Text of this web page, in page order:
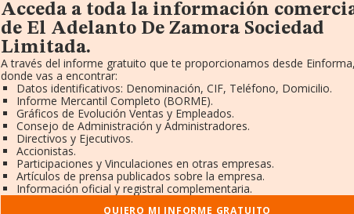
Acceda a toda la información
de El Adelanto De Zamora Sociedad
Limitada.
A través del informe gratuito que te proporcionamos desde Einforma,
donde vas a encontrar:
Datos identificativos: Denominación, CIF, Teléfono, Domicilio.
Informe Mercantil Completo (BORME).
Gráficos de Evolución Ventas y Empleados.
Consejo de Administración y Administradores.
Directivos y Ejecutivos.
Accionistas.
Participaciones y Vinculaciones en otras empresas.
Artículos de prensa publicados sobre la empresa.
Información oficial y registral complementaria.
QUIERO MI INFORME GRATUITO